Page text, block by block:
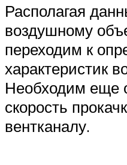
Располагая
воздушному
переходим к
характеристик
Необходим еще
скорость
вентканалу.